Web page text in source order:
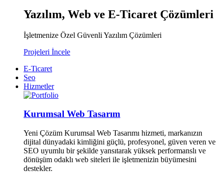
Yazılım, Web ve E-Ticaret Çözümleri
İşletmenize Özel Güvenli Yazılım Çözümleri
Projeleri İncele
E-Ticaret
Seo
Hizmetler
Kurumsal Web Tasarım
Yeni Çözüm Kurumsal Web Tasarımı hizmeti, markanızın
dijital dünyadaki kimliğini güçlü, profesyonel, güven veren ve
SEO uyumlu bir şekilde yansıtarak yüksek performanslı ve
dönüşüm odaklı web siteleri ile işletmenizin büyümesini
destekler.